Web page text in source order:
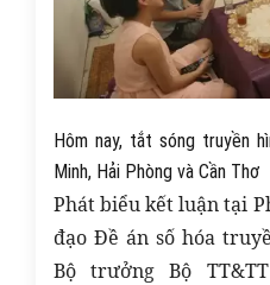
Hôm nay, tắt sóng truyền
Minh, Hải Phòng và Cần Thơ
Phát biểu kết luận tại
đạo Đề án số hóa
Bộ trưởng Bộ